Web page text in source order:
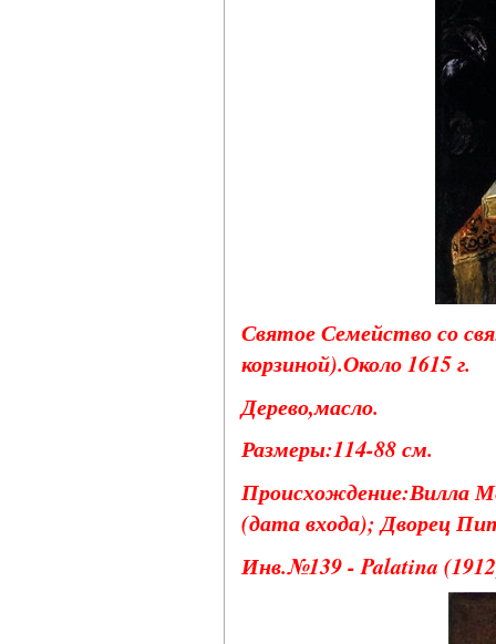
Святое Семейство со
корзиной).Около 1615 г.
Дерево,масло.
Размеры:114-88 см.
Происхождение:Вилла
(дата входа); Дворец
Инв.№139 - Palatina